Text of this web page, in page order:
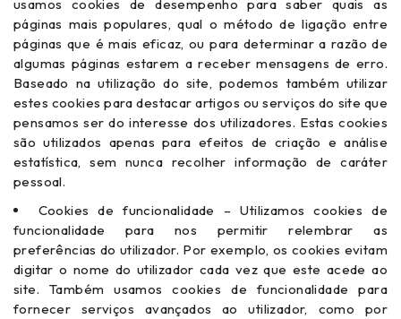
usamos cookies de desempenho para saber quais as
páginas mais populares, qual o método de ligação entre
páginas que é mais eficaz, ou para determinar a razão de
algumas páginas estarem a receber mensagens de erro.
Baseado na utilização do site, podemos também utilizar
estes cookies para destacar artigos ou serviços do site que
pensamos ser do interesse dos utilizadores. Estas cookies
são utilizados apenas para efeitos de criação e análise
estatística, sem nunca recolher informação de caráter
pessoal.
Cookies de funcionalidade – Utilizamos cookies de
funcionalidade para nos permitir relembrar as
preferências do utilizador. Por exemplo, os cookies evitam
digitar o nome do utilizador cada vez que este acede ao
site. Também usamos cookies de funcionalidade para
fornecer serviços avançados ao utilizador, como por